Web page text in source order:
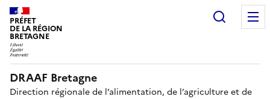
PRÉFET
DE LA RÉGION
BRETAGNE
DRAAF Bretagne
Direction régionale de l’alimentation, de l’agriculture et de